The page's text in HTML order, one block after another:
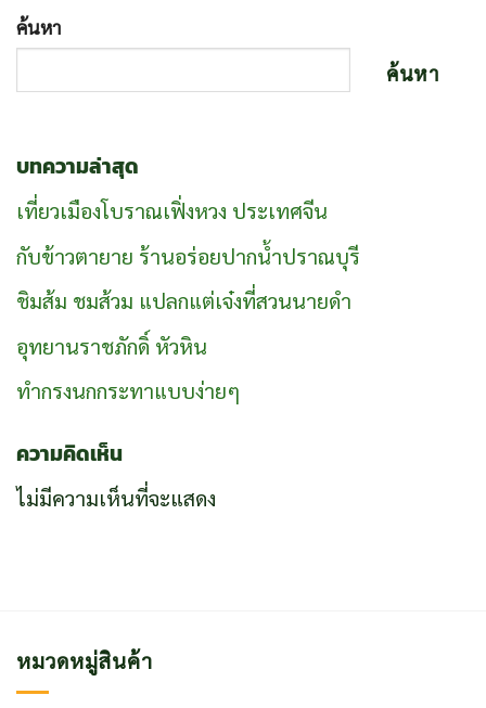
ค้นหา
ค้นหา
บทความล่าสุด
เที่ยวเมืองโบราณเฟิ่งหวง ประเทศจีน
กับข้าวตายาย ร้านอร่อยปากน้ำปราณบุรี
ชิมส้ม ชมส้วม แปลกแต่เจ๋งที่สวนนายดำ
อุทยานราชภักดิ์ หัวหิน
ทำกรงนกกระทาแบบง่ายๆ
ความคิดเห็น
ไม่มีความเห็นที่จะแสดง
หมวดหมู่สินค้า